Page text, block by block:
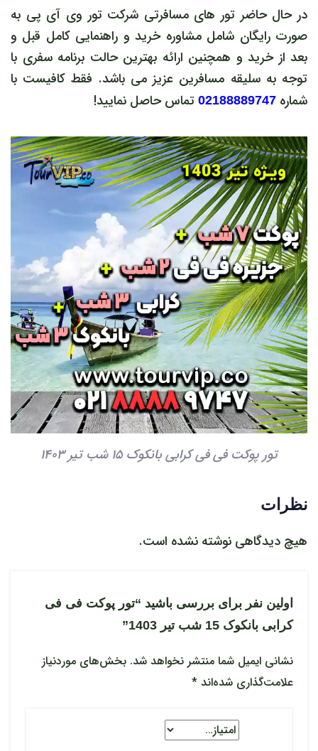
در حال حاضر تور های مسافرتی شرکت تور وی آی پی به
صورت رایگان شامل مشاوره خرید و راهنمایی کامل قبل و
بعد از خرید و همچنین ارائه بهترین حالت برنامه سفری با
توجه به سلیقه مسافرین عزیز می باشد. فقط کافیست با
شماره 02188889747 تماس حاصل نمایید!
تور پوکت فی فی کرابی بانکوک 15 شب تیر 1403
نظرات
هیچ دیدگاهی نوشته نشده است.
اولین نفر برای بررسی باشید “تور پوکت فی فی
کرابی بانکوک 15 شب تیر 1403”
نشانی ایمیل شما منتشر نخواهد شد. بخش‌های موردنیاز
علامت‌گذاری شده‌اند *